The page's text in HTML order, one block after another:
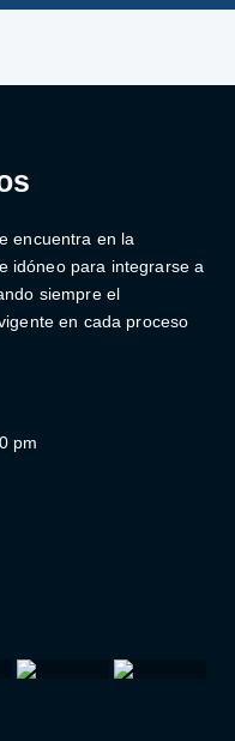
encuentra en la
idóneo para integrarse a
siempre el
en cada proceso
pm